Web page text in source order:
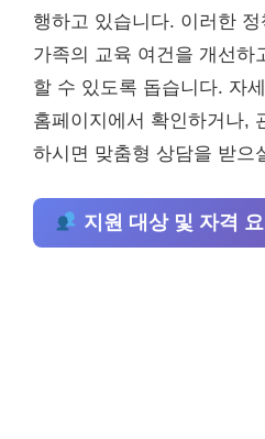
행하고 있습니다. 이러한
가족의 교육 여건을 개선하
할 수 있도록 돕습니다. 자
홈페이지에서 확인하거나,
하시면 맞춤형 상담을 받으
지원 대상 및 자격